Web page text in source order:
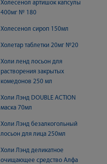
Холесенол артишок капсулы
400мг № 180
Холесенол сироп 150мл
Холетар таблетки 20мг №20
Холи ленд лосьон для
растворения закрытых
комедонов 250 мл
Холи Лэнд DOUBLE ACTION
маска 70мл
Холи Лэнд безалкогольный
лосьон для лица 250мл
Холи Лэнд деликатное
очищающее средство Алфа